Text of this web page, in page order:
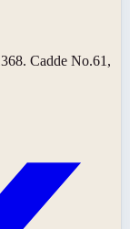
Cadde No.61,